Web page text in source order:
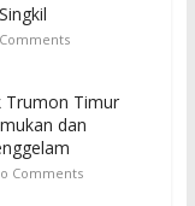
Trumon Timur
dan
Comments